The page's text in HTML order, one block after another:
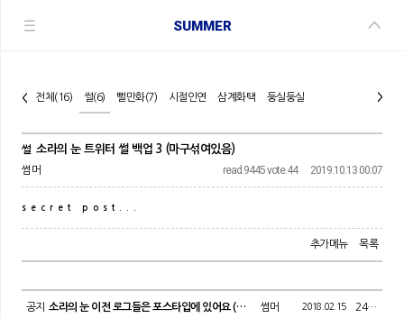
SUMMER
전체 (16) 썰(6) 뻘만화(7) 시절인연 삼계화택 둥실둥실
< >
썰 소라의 눈 트위터 썰 백업 3 (마구섞여있음)
썸머 2019.10.13 00:07
read.9445vote.44
secret post...
추가메뉴 목록
공지 소라의 눈 이전 로그들은 포스타입에 있어요 (주소有) 썸머 2018.02.15 24876